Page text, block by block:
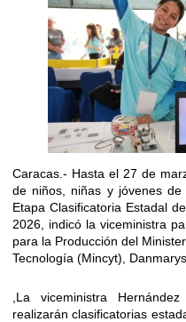
Caracas.- Hasta el 27 de
de niños, niñas y jóvenes
Etapa Clasificatoria Estadal
2026, indicó la viceministra
para la Producción del
Tecnología (Mincyt),
,La viceministra
realizarán clasificatorias